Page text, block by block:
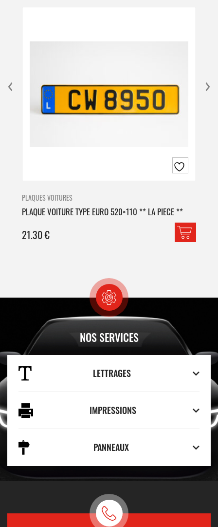
PLAQUES VOITURES
PLAQUE VOITURE TYPE EURO 520×110 ** LA PIECE **
21.30€
NOS SERVICES
LETTRAGES
IMPRESSIONS
PANNEAUX